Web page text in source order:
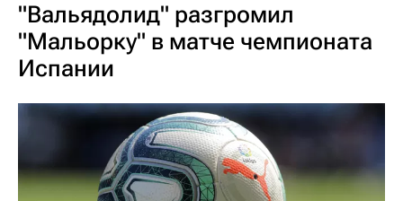
"Вальядолид" разгромил
"Мальорку" в матче чемпионата
Испании